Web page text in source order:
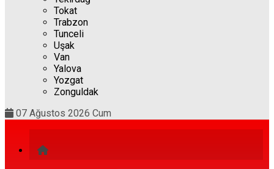
Tokat
Trabzon
Tunceli
Uşak
Van
Yalova
Yozgat
Zonguldak
07 Ağustos 2026 Cum